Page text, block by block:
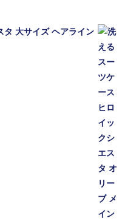
タ 大サイズ ヘアライン